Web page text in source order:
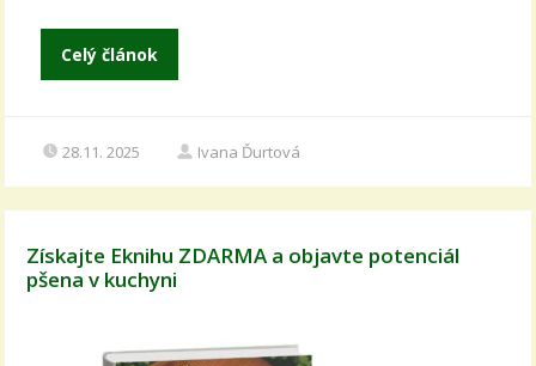
Celý článok
28.11. 2025 Ivana Ďurtová
Získajte Eknihu ZDARMA a objavte potenciál
pšena v kuchyni